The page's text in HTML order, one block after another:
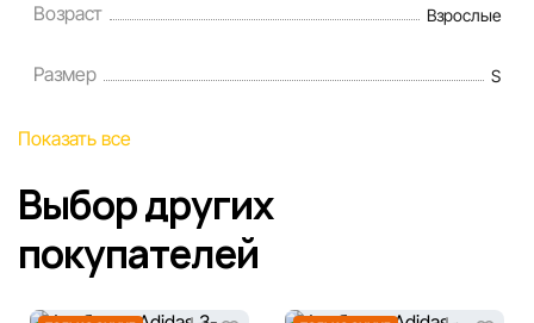
Возраст Взрослые
Размер S
Показать все
Выбор других
покупателей